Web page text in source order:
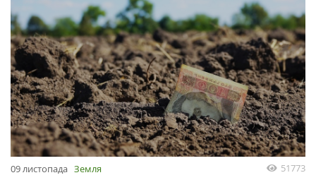
09 листопада Земля 51773